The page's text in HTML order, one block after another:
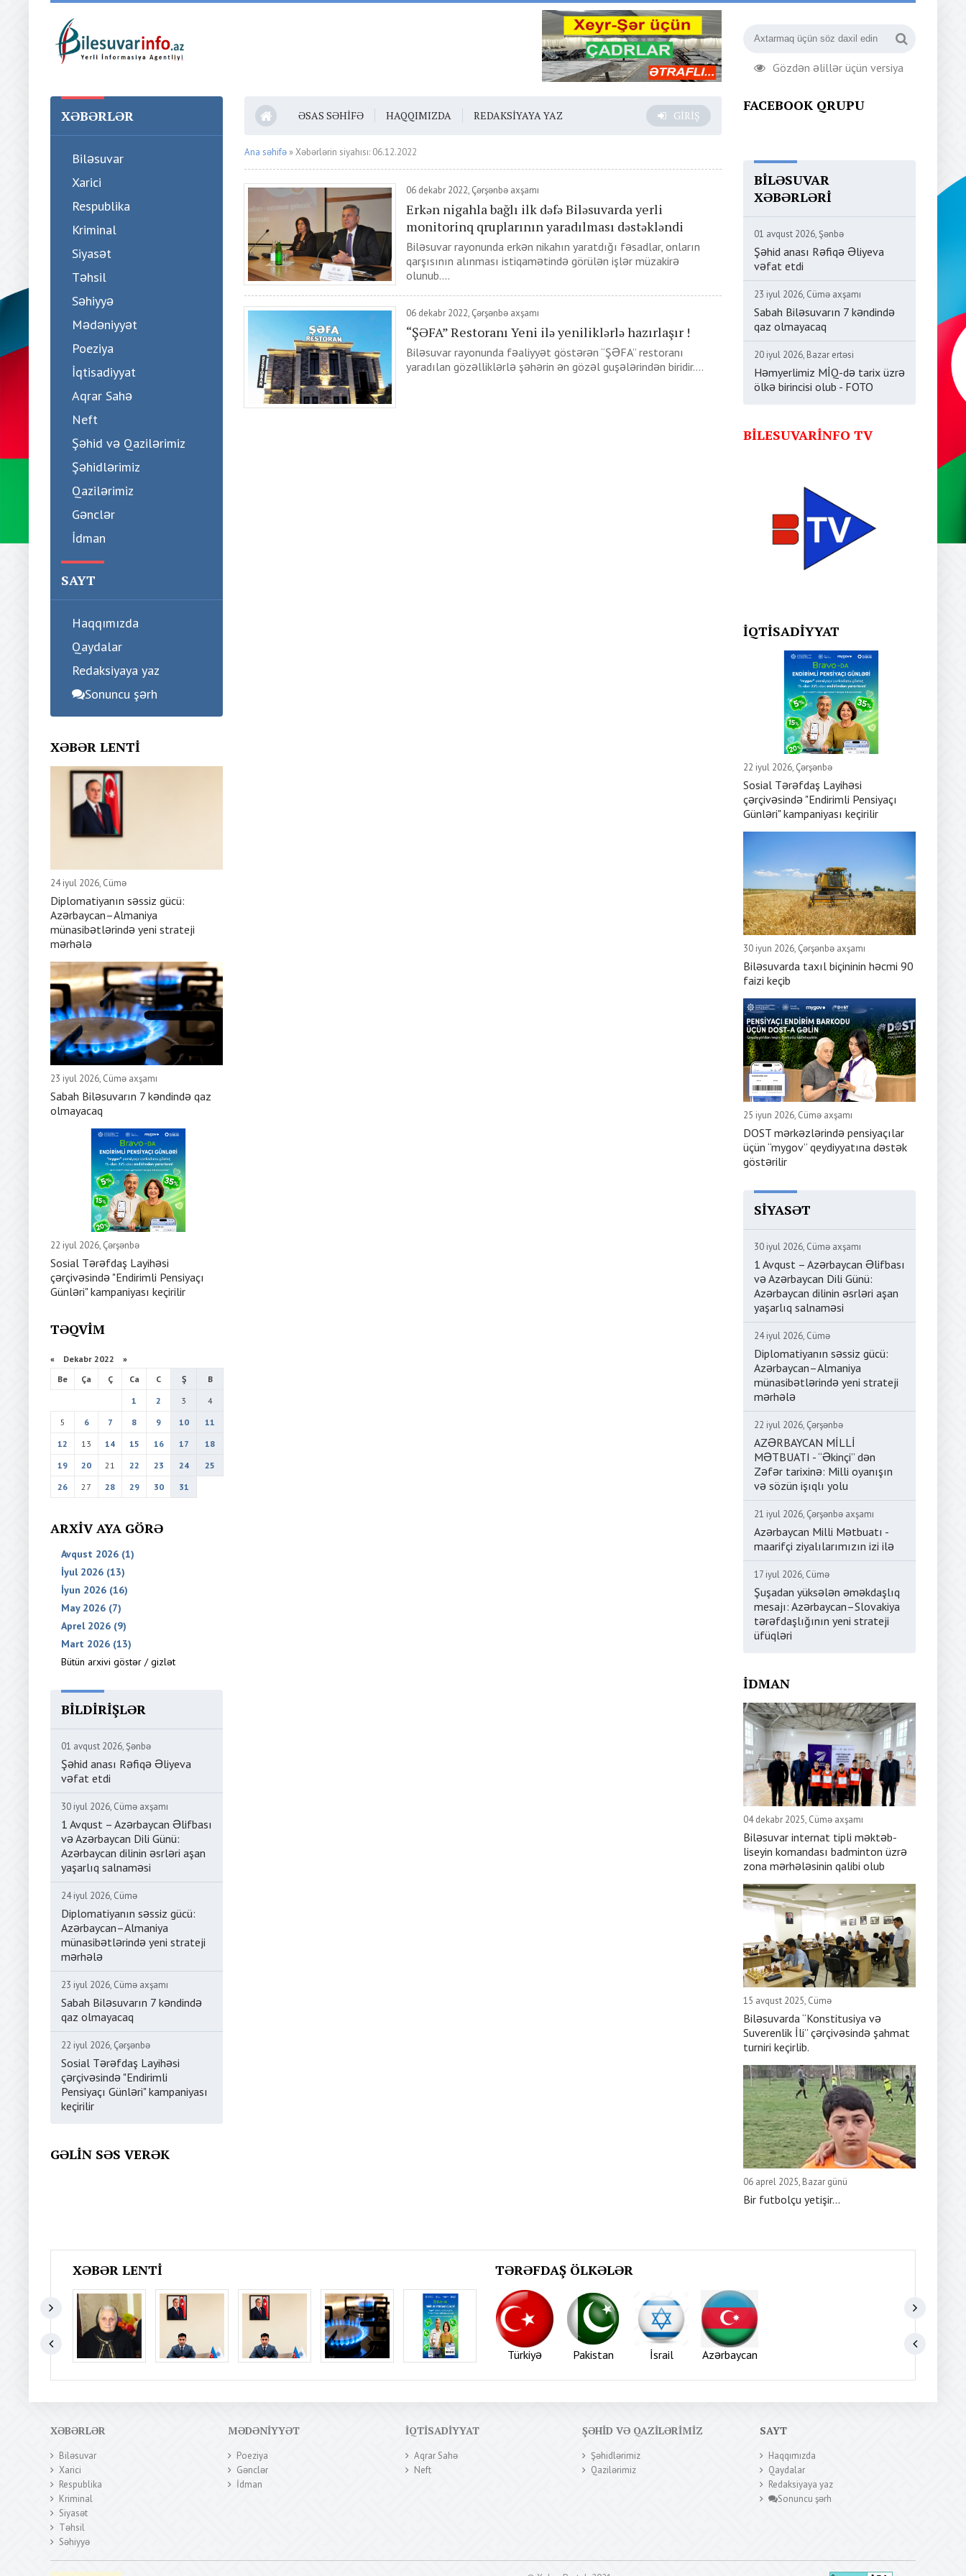
Gözdən əlillər üçün versiya
XƏBƏRLƏR
Biləsuvar
Xarici
Respublika
Kriminal
Siyasət
Təhsil
Səhiyyə
Mədəniyyət
Poeziya
İqtisadiyyat
Aqrar Sahə
Neft
Şəhid və Qazilərimiz
Şəhidlərimiz
Qazilərimiz
Gənclər
İdman
SAYT
Haqqımızda
Qaydalar
Redaksiyaya yaz
Sonuncu şərh
XƏBƏR LENTI
24 iyul 2026, Cümə
Diplomatiyanın səssiz gücü:
Azərbaycan–Almaniya
münasibətlərində yeni strateji
mərhələ
23 iyul 2026, Cümə axşamı
Sabah Biləsuvarın 7 kəndində qaz
olmayacaq
22 iyul 2026, Çərşənbə
Sosial Tərəfdaş Layihəsi
çərçivəsində "Endirimli Pensiyaçı
Günləri" kampaniyası keçirilir
TƏQVIM
« Dekabr 2022 »
Be
Ça Ç Ca C Ş
B
1
2 3
4
5
6 7 8 9 10
11
12
13 14 15 16 17
18
19
20 21 22 23 24
25
26
27 28 29 30 31
ARXIV AYA GÖRƏ
Avqust 2026 (1)
İyul 2026 (13)
İyun 2026 (16)
May 2026 (7)
Aprel 2026 (9)
Mart 2026 (13)
Bütün arxivi göstər / gizlət
BILDIRIŞLƏR
01 avqust 2026, Şənbə
Şəhid anası Rəfiqə Əliyeva
vəfat etdi
30 iyul 2026, Cümə axşamı
1 Avqust – Azərbaycan Əlifbası
və Azərbaycan Dili Günü:
Azərbaycan dilinin əsrləri aşan
yaşarlıq salnaməsi
24 iyul 2026, Cümə
Diplomatiyanın səssiz gücü:
Azərbaycan–Almaniya
münasibətlərində yeni strateji
mərhələ
23 iyul 2026, Cümə axşamı
Sabah Biləsuvarın 7 kəndində
qaz olmayacaq
22 iyul 2026, Çərşənbə
Sosial Tərəfdaş Layihəsi
çərçivəsində "Endirimli
Pensiyaçı Günləri" kampaniyası
keçirilir
GƏLIN SƏS VERƏK
ƏSAS SƏHIFƏ HAQQIMIZDA REDAKSIYAYA YAZ GIRIŞ
Ana səhifə » Xəbərlərin siyahısı: 06.12.2022
06 dekabr 2022, Çərşənbə axşamı
Erkən nigahla bağlı ilk dəfə Biləsuvarda yerli
monitorinq qruplarının yaradılması dəstəkləndi
Biləsuvar rayonunda erkən nikahın yaratdığı fəsadlar, onların
qarşısının alınması istiqamətində görülən işlər müzakirə
olunub....
06 dekabr 2022, Çərşənbə axşamı
“ŞƏFA” Restoranı Yeni ilə yeniliklərlə hazırlaşır !
Biləsuvar rayonunda fəaliyyət göstərən “ŞƏFA” restoranı
yaradılan gözəlliklərlə şəhərin ən gözəl guşələrindən biridir....
FACEBOOK QRUPU
BILƏSUVAR
XƏBƏRLƏRI
01 avqust 2026, Şənbə
Şəhid anası Rəfiqə Əliyeva
vəfat etdi
23 iyul 2026, Cümə axşamı
Sabah Biləsuvarın 7 kəndində
qaz olmayacaq
20 iyul 2026, Bazar ertəsi
Həmyerlimiz MİQ-də tarix üzrə
ölkə birincisi olub - FOTO
BILESUVARINFO TV
İQTISADIYYAT
22 iyul 2026, Çərşənbə
Sosial Tərəfdaş Layihəsi
çərçivəsində "Endirimli Pensiyaçı
Günləri" kampaniyası keçirilir
30 iyun 2026, Çərşənbə axşamı
Biləsuvarda taxıl biçininin həcmi 90
faizi keçib
25 iyun 2026, Cümə axşamı
DOST mərkəzlərində pensiyaçılar
üçün “mygov” qeydiyyatına dəstək
göstərilir
SIYASƏT
30 iyul 2026, Cümə axşamı
1 Avqust – Azərbaycan Əlifbası
və Azərbaycan Dili Günü:
Azərbaycan dilinin əsrləri aşan
yaşarlıq salnaməsi
24 iyul 2026, Cümə
Diplomatiyanın səssiz gücü:
Azərbaycan–Almaniya
münasibətlərində yeni strateji
mərhələ
22 iyul 2026, Çərşənbə
AZƏRBAYCAN MİLLİ
MƏTBUATI - “Əkinçi” dən
Zəfər tarixinə: Milli oyanışın
və sözün işıqlı yolu
21 iyul 2026, Çərşənbə axşamı
Azərbaycan Milli Mətbuatı -
maarifçi ziyalılarımızın izi ilə
17 iyul 2026, Cümə
Şuşadan yüksələn əməkdaşlıq
mesajı: Azərbaycan–Slovakiya
tərəfdaşlığının yeni strateji
üfüqləri
İDMAN
04 dekabr 2025, Cümə axşamı
Biləsuvar internat tipli məktəb-
liseyin komandası badminton üzrə
zona mərhələsinin qalibi olub
15 avqust 2025, Cümə
Biləsuvarda “Konstitusiya və
Suverenlik İli” çərçivəsində şahmat
turniri keçirlib.
06 aprel 2025, Bazar günü
Bir futbolçu yetişir...
XƏBƏR LENTI TƏRƏFDAŞ ÖLKƏLƏR
Türkiyə Pakistan İsrail Azərbaycan
XƏBƏRLƏR
Biləsuvar
Xarici
Respublika
Kriminal
Siyasət
Təhsil
Səhiyyə
MƏDƏNIYYƏT
Poeziya
Gənclər
İdman
İQTISADIYYAT
Aqrar Sahə
Neft
ŞƏHID VƏ QAZILƏRIMIZ
Şəhidlərimiz
Qazilərimiz
SAYT
Haqqımızda
Qaydalar
Redaksiyaya yaz
Sonuncu şərh